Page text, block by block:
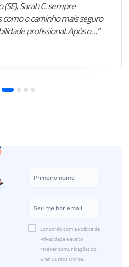
(SE), Sarah C. sempre
como o caminho mais seguro
profissional. Após o…”
Concordo com a Política de
Privacidade e aceito
receber comunicações do
Gran Cursos Online.